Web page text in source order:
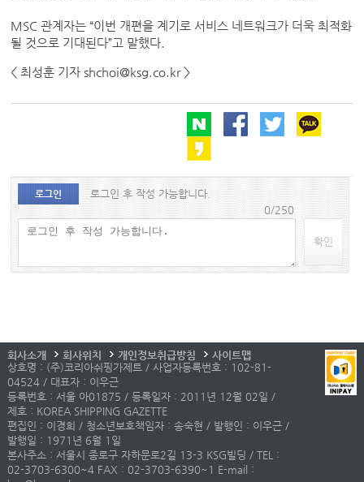
MSC 관계자는 “이번 개편을 계기로 서비스 네트워크가 더욱 최적화
될 것으로 기대된다”고 말했다.
< 최성훈 기자 shchoi@ksg.co.kr >
로그인
로그인 후 작성 가능합니다.
0/250
확인
회사소개 회사위치 개인정보취급방침
사이트맵
상호명 : (주)코리아쉬핑가제트 / 사업자등록번호 : 102-81-
04524 / 대표자 : 이우근
등록번호 : 서울 아01875 / 등록일자 : 2011년 12월 02일 /
제호 : KOREA SHIPPING GAZETTE
편집인 : 이경희 / 청소년보호책임자 : 송숙현 / 발행인 : 이우근 /
발행일 : 1971년 6월 1일
본사주소 : 서울시 종로구 자하문로2길 13-3 KSG빌딩 / TEL :
02-3703-6300~4 FAX : 02-3703-6390~1 E-mail :